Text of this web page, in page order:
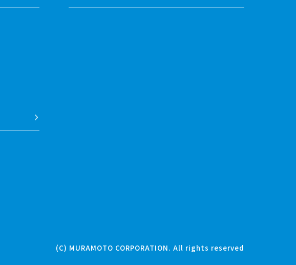
(C) MURAMOTO CORPORATION. All rights reserved